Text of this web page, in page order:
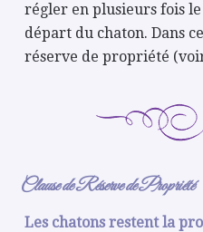
régler en plusieurs fois
départ du chaton. Dans
réserve de propriété
Clause de Réserve de Propriété
Les chatons restent la